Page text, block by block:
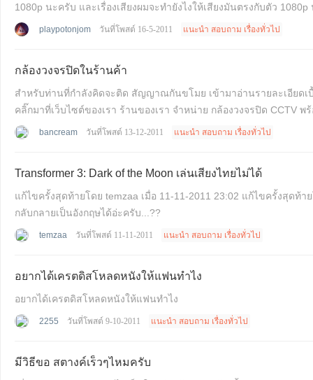
1080p นะครับ และเรื่องเสียงผมจะทำยังไงให้เสียงมันตรงกับตัว
playpotonjom วันที่โพสต์ 16-5-2011 แนะนำ สอบถาม เรื่องทั่วไป
กล้องวงจรปิดในร้านค้า
สำหรับท่านที่กำลังคิดจะติด สัญญาณกันขโมย เข้ามาอ่านรายละเอียด
คลิ๊กมาที่เว็บไซต์ของเรา ร้านของเรา จำหน่าย กล้องวงจรปิด
bancream วันที่โพสต์ 13-12-2011 แนะนำ สอบถาม เรื่องทั่วไป
Transformer 3: Dark of the Moon เล่นเสียงไทยไม่ได้
แก้ไขครั้งสุดท้ายโดย temzaa เมื่อ 11-11-2011 23:02 แก้ไขครั้งสุดท้ายโดย temzaa เมื่อ 11-11-2011 23:02 ทำไม Transformer 3: Dark of the Moon มันขึ้นให้เลือกเสียงไทย แต่ทำไมพอเลือก
กลับกลายเป็นอังกฤษได้อ่ะครับ...??
temzaa วันที่โพสต์ 11-11-2011 แนะนำ สอบถาม เรื่องทั่วไป
อยากได้เครตดิสโหลดหนังให้แฟนทำไง
อยากได้เครตดิสโหลดหนังให้แฟนทำไง
2255 วันที่โพสต์ 9-10-2011 แนะนำ สอบถาม เรื่องทั่วไป
มีวิธีขอ สตางค์เร็วๆไหมครับ